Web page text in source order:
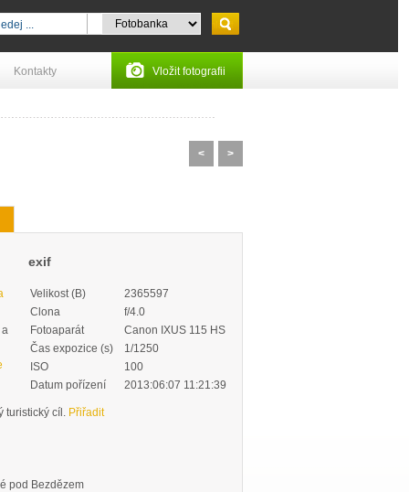
Kontakty Vložit fotografii
< >
a
exif
Velikost (B)
2365597
Clona
f/4.0
Fotoaparát
Canon IXUS 115 HS
Čas expozice (s)
1/1250
ISO
100
Datum pořízení
2013:06:07 11:21:39
turistický cíl. Přiřadit
pod Bezdězem